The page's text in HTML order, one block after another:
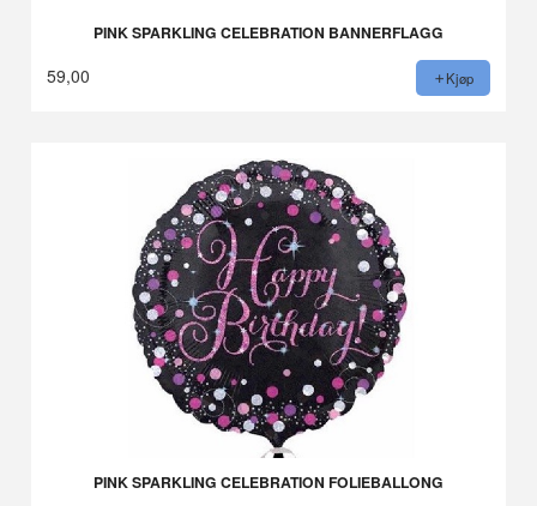
PINK SPARKLING CELEBRATION BANNERFLAGG
59,00 Kjøp
PINK SPARKLING CELEBRATION FOLIEBALLONG